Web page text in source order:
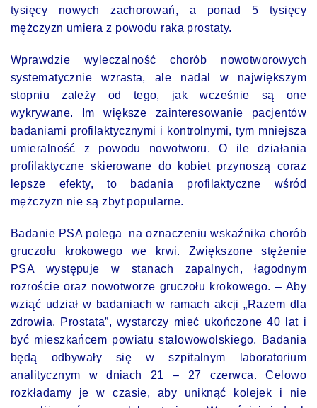
tysięcy nowych zachorowań, a ponad 5 tysięcy
mężczyzn umiera z powodu raka prostaty.
Wprawdzie wyleczalność chorób nowotworowych
systematycznie wzrasta, ale nadal w największym
stopniu zależy od tego, jak wcześnie są one
wykrywane. Im większe zainteresowanie pacjentów
badaniami profilaktycznymi i kontrolnymi, tym mniejsza
umieralność z powodu nowotworu. O ile działania
profilaktyczne skierowane do kobiet przynoszą coraz
lepsze efekty, to badania profilaktyczne wśród
mężczyzn nie są zbyt popularne.
Badanie PSA polega na oznaczeniu wskaźnika chorób
gruczołu krokowego we krwi. Zwiększone stężenie
PSA występuje w stanach zapalnych, łagodnym
rozroście oraz nowotworze gruczołu krokowego. – Aby
wziąć udział w badaniach w ramach akcji „Razem dla
zdrowia. Prostata”, wystarczy mieć ukończone 40 lat i
być mieszkańcem powiatu stalowowolskiego. Badania
będą odbywały się w szpitalnym laboratorium
analitycznym w dniach 21 – 27 czerwca. Celowo
rozkładamy je w czasie, aby uniknąć kolejek i nie